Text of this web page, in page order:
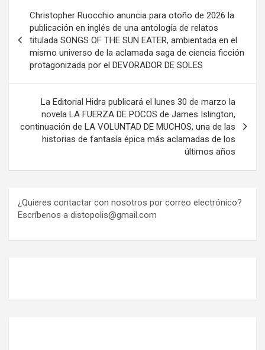
entradas
Christopher Ruocchio anuncia para otoño de 2026 la
publicación en inglés de una antología de relatos
titulada SONGS OF THE SUN EATER, ambientada en el
mismo universo de la aclamada saga de ciencia ficción
protagonizada por el DEVORADOR DE SOLES
La Editorial Hidra publicará el lunes 30 de marzo la
novela LA FUERZA DE POCOS de James Islington,
continuación de LA VOLUNTAD DE MUCHOS, una de las
historias de fantasía épica más aclamadas de los
últimos años
¿Quieres contactar con nosotros por correo electrónico?
Escríbenos a distopolis@gmail.com